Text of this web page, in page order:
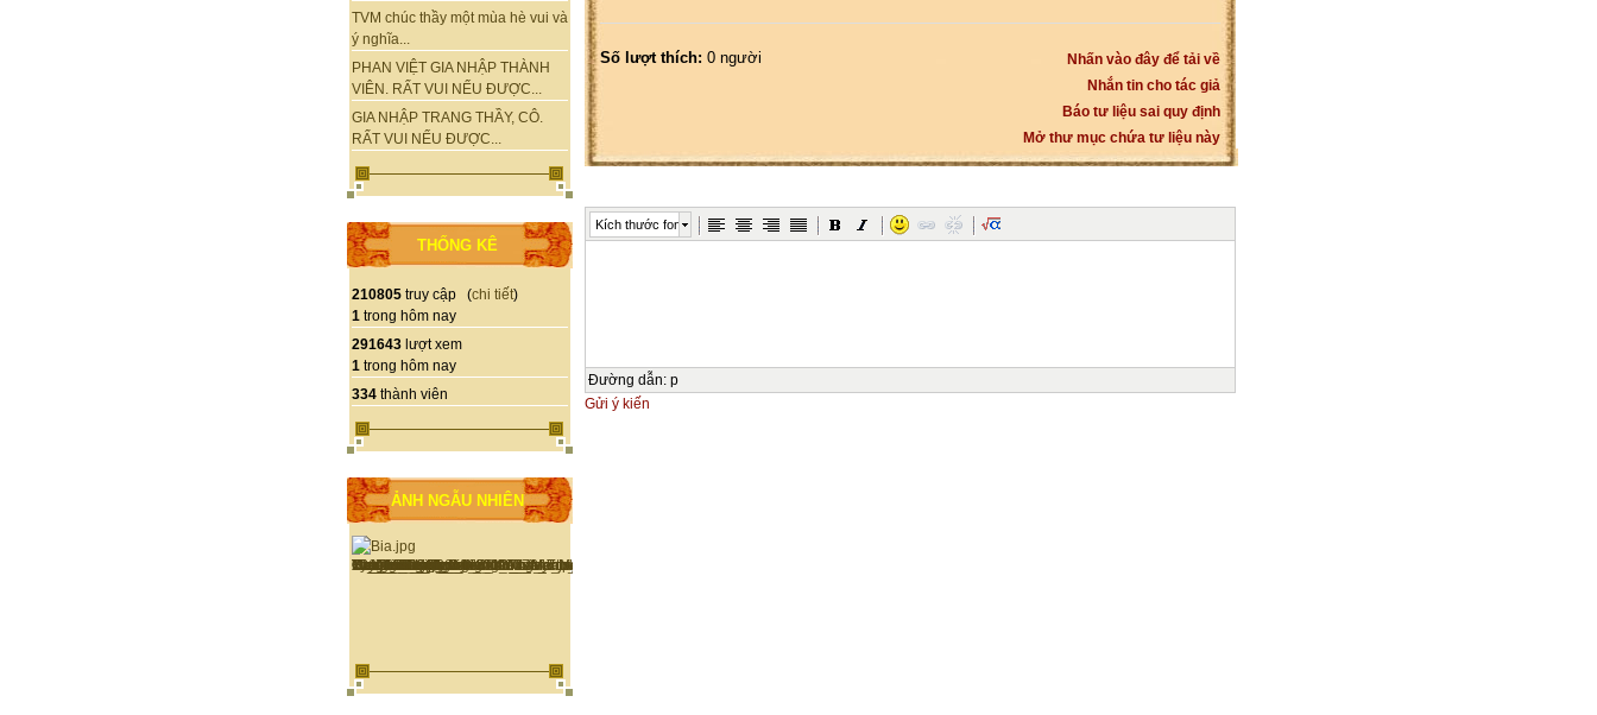
TVM chúc thầy một mùa hè vui và
ý nghĩa...
PHAN VIỆT GIA NHẬP THÀNH
VIÊN. RẤT VUI NẾU ĐƯỢC...
GIA NHẬP TRANG THẦY, CÔ.
RẤT VUI NẾU ĐƯỢC...
THỐNG KÊ
210805 truy cập (chi tiết)
1 trong hôm nay
291643 lượt xem
1 trong hôm nay
334 thành viên
ẢNH NGẪU NHIÊN
Nhấn vào đây để tải về
Nhắn tin cho tác giả
Báo tư liệu sai quy định
Mở thư mục chứa tư liệu này
Số lượt thích: 0 người
Kích thước font
Đường dẫn: p
Gửi ý kiến